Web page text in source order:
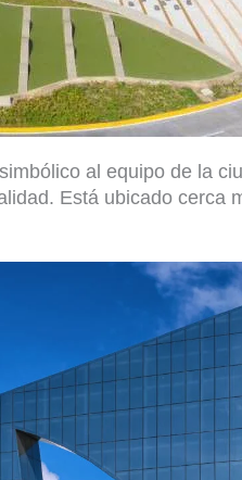
al equipo de la
Está ubicado cerca